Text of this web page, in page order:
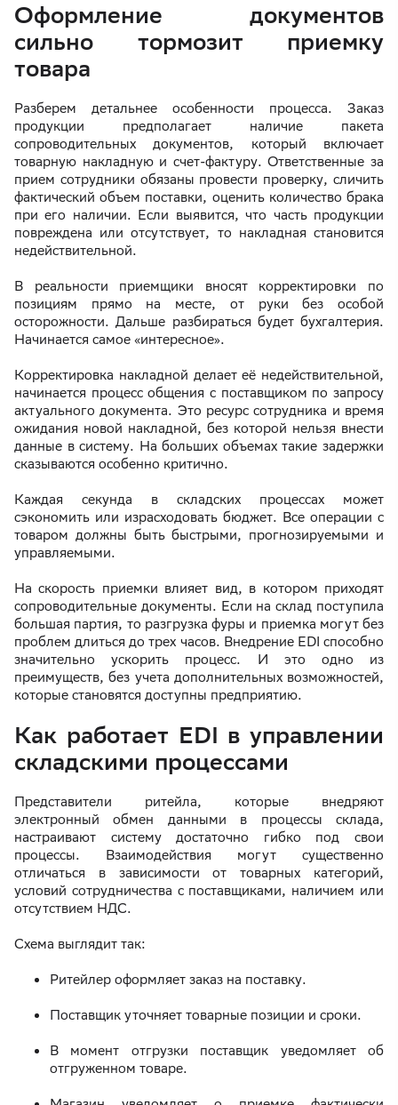
Оформление документов
сильно тормозит приемку
товара
Разберем детальнее особенности процесса. Заказ
продукции предполагает наличие пакета
сопроводительных документов, который включает
товарную накладную и счет-фактуру. Ответственные за
прием сотрудники обязаны провести проверку, сличить
фактический объем поставки, оценить количество брака
при его наличии. Если выявится, что часть продукции
повреждена или отсутствует, то накладная становится
недействительной.
В реальности приемщики вносят корректировки по
позициям прямо на месте, от руки без особой
осторожности. Дальше разбираться будет бухгалтерия.
Начинается самое «интересное».
Корректировка накладной делает её недействительной,
начинается процесс общения с поставщиком по запросу
актуального документа. Это ресурс сотрудника и время
ожидания новой накладной, без которой нельзя внести
данные в систему. На больших объемах такие задержки
сказываются особенно критично.
Каждая секунда в складских процессах может
сэкономить или израсходовать бюджет. Все операции с
товаром должны быть быстрыми, прогнозируемыми и
управляемыми.
На скорость приемки влияет вид, в котором приходят
сопроводительные документы. Если на склад поступила
большая партия, то разгрузка фуры и приемка могут без
проблем длиться до трех часов. Внедрение EDI способно
значительно ускорить процесс. И это одно из
преимуществ, без учета дополнительных возможностей,
которые становятся доступны предприятию.
Как работает EDI в управлении
складскими процессами
Представители ритейла, которые внедряют
электронный обмен данными в процессы склада,
настраивают систему достаточно гибко под свои
процессы. Взаимодействия могут существенно
отличаться в зависимости от товарных категорий,
условий сотрудничества с поставщиками, наличием или
отсутствием НДС.
Схема выглядит так:
Ритейлер оформляет заказ на поставку.
Поставщик уточняет товарные позиции и сроки.
В момент отгрузки поставщик уведомляет об
отгруженном товаре.